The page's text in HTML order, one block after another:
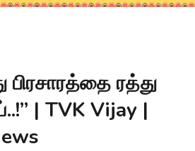
பிரசாரத்தை ரத்து
| TVK Vijay |